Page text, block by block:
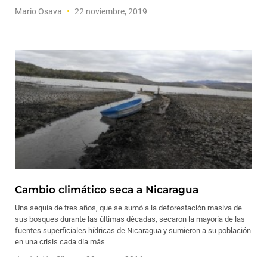
Mario Osava 22 noviembre, 2019
Cambio climático seca a Nicaragua
Una sequía de tres años, que se sumó a la deforestación masiva de
sus bosques durante las últimas décadas, secaron la mayoría de las
fuentes superficiales hídricas de Nicaragua y sumieron a su población
en una crisis cada día más